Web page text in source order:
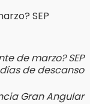
de marzo? SEP
de descanso
Gran Angular